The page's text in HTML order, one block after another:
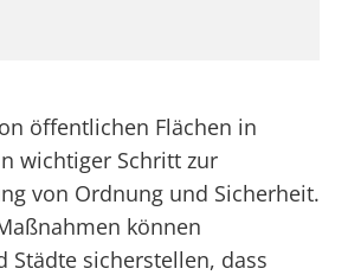
öffentlichen Flächen in
wichtiger Schritt zur
von Ordnung und Sicherheit.
können
Städte sicherstellen, dass